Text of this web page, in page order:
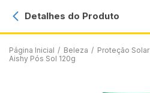
Página Inicial / Beleza / Proteção Solar
Aishy Pós Sol 120g
Detalhes do Produto